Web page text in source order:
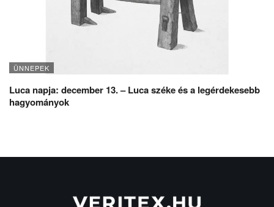
ÜNNEPEK
Luca napja: december 13. – Luca széke és a legérdekesebb
hagyományok